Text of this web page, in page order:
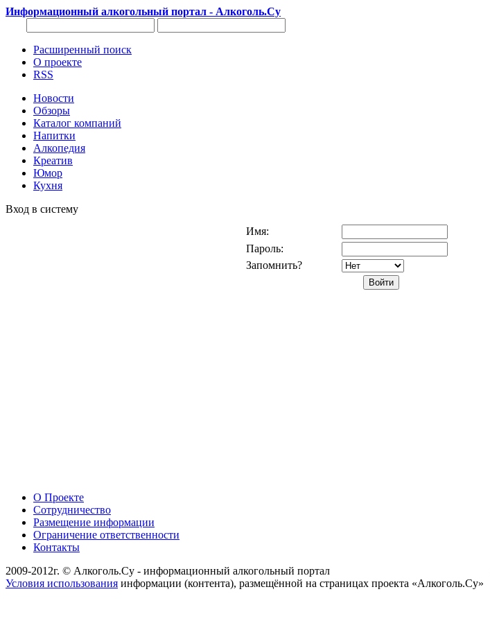
Информационный алкогольный портал - Алкоголь.Су
Расширенный поиск
О проекте
RSS
Новости
Обзоры
Каталог компаний
Напитки
Алкопедия
Креатив
Юмор
Кухня
Вход в систему
Имя:
Пароль:
Запомнить?
О Проекте
Сотрудничество
Размещение информации
Ограничение ответственности
Контакты
2009-2012г. © Алкоголь.Су - информационный алкогольный портал
Условия использования информации (контента), размещённой на страницах проекта «Алкоголь.Су»